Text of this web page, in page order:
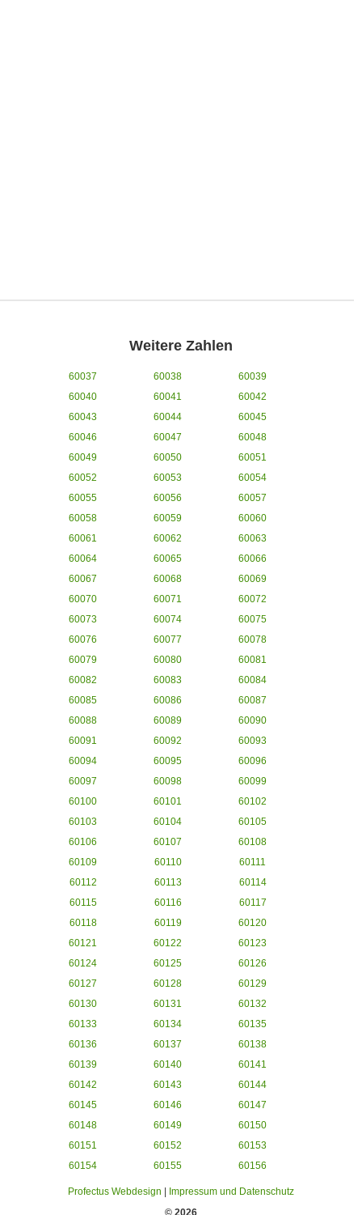
Weitere Zahlen
60037 60038
60039
60040
60041
60042
60043
60044
60045
60046
60047
60048
60049
60050
60051
60052
60053
60054
60055
60056
60057
60058
60059
60060
60061
60062
60063
60064
60065
60066
60067
60068
60069
60070
60071
60072
60073
60074
60075
60076
60077
60078
60079
60080
60081
60082
60083
60084
60085
60086
60087
60088
60089
60090
60091
60092
60093
60094
60095
60096
60097
60098
60099
60100
60101
60102
60103
60104
60105
60106
60107
60108
60109
60110
60111
60112
60113
60114
60115
60116
60117
60118
60119
60120
60121
60122
60123
60124
60125
60126
60127
60128
60129
60130
60131
60132
60133
60134
60135
60136
60137
60138
60139
60140
60141
60142
60143
60144
60145
60146
60147
60148
60149
60150
60151
60152
60153
60154
60155 60156
Profectus Webdesign
Impressum und Datenschutz